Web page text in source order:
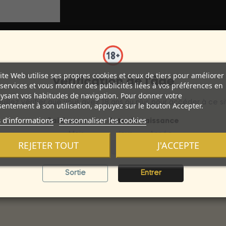
de 2 ROULETTES DE VÊTEMENTS, 1 RUBAN DE
d'articles amusants à thèmes érotiques pour toutes sortes
tout autre événement entre amis et collègues.
Web utilise ses propres cookies et ceux de tiers pour améliorer
et vous montrer des publicités liées à vos préférences en
vos habitudes de navigation. Pour donner votre
à son utilisation, appuyez sur le bouton Accepter.
d'informations Personnaliser les cookies
REJETER TOUT J'ACCEPTE
Vérification de l'âge
vérifier que vous avez 18 ans ou plus pour accéder à ce
Saisissez votre date de naissance
Mois
Jour Année
Sortie Entrer